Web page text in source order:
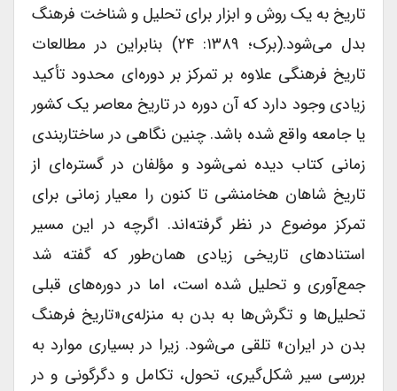
تاریخ به یک روش و ابزار برای تحلیل و شناخت فرهنگ
بدل می‌شود.(برک؛ ۱۳۸۹: ۲۴) بنابراین در مطالعات
تاریخ فرهنگی علاوه بر تمرکز بر دوره‌ای محدود تأکید
زیادی وجود دارد که آن دوره در تاریخ معاصر یک کشور
یا جامعه واقع شده باشد. چنین نگاهی در ساختاربندی
زمانی کتاب دیده نمی‌شود و مؤلفان در گستره‌ای از
تاریخ شاهان هخامنشی تا کنون را معیار زمانی برای
تمرکز موضوع در نظر گرفته‌اند. اگرچه در این مسیر
استنادهای تاریخی زیادی همان‌طور که گفته شد
جمع‌آوری و تحلیل شده است، اما در دوره‌های قبلی
تحلیل‌ها و تگرش‌ها به بدن به منزله‌ی«تاریخ فرهنگ
بدن در ایران» تلقی می‌شود. زیرا در بسیاری موارد به
بررسی سیر شکل‌گیری، تحول، تکامل و دگرگونی و در